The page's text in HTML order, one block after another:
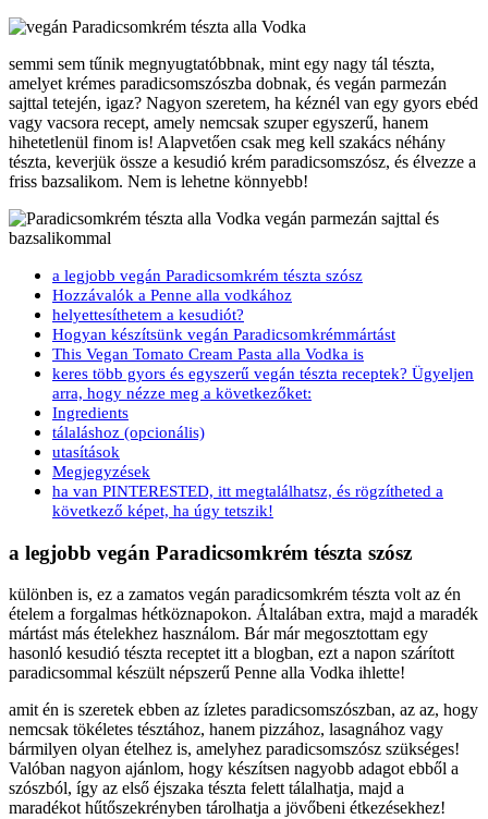
semmi sem tűnik megnyugtatóbbnak, mint egy nagy tál tészta,
amelyet krémes paradicsomszószba dobnak, és vegán parmezán
sajttal tetején, igaz? Nagyon szeretem, ha kéznél van egy gyors ebéd
vagy vacsora recept, amely nemcsak szuper egyszerű, hanem
hihetetlenül finom is! Alapvetően csak meg kell szakács néhány
tészta, keverjük össze a kesudió krém paradicsomszósz, és élvezze a
friss bazsalikom. Nem is lehetne könnyebb!
a legjobb vegán Paradicsomkrém tészta szósz
Hozzávalók a Penne alla vodkához
helyettesíthetem a kesudiót?
Hogyan készítsünk vegán Paradicsomkrémmártást
This Vegan Tomato Cream Pasta alla Vodka is
keres több gyors és egyszerű vegán tészta receptek? Ügyeljen
arra, hogy nézze meg a következőket:
Ingredients
tálaláshoz (opcionális)
utasítások
Megjegyzések
ha van PINTERESTED, itt megtalálhatsz, és rögzítheted a
következő képet, ha úgy tetszik!
a legjobb vegán Paradicsomkrém tészta szósz
különben is, ez a zamatos vegán paradicsomkrém tészta volt az én
ételem a forgalmas hétköznapokon. Általában extra, majd a maradék
mártást más ételekhez használom. Bár már megosztottam egy
hasonló kesudió tészta receptet itt a blogban, ezt a napon szárított
paradicsommal készült népszerű Penne alla Vodka ihlette!
amit én is szeretek ebben az ízletes paradicsomszószban, az az, hogy
nemcsak tökéletes tésztához, hanem pizzához, lasagnához vagy
bármilyen olyan ételhez is, amelyhez paradicsomszósz szükséges!
Valóban nagyon ajánlom, hogy készítsen nagyobb adagot ebből a
szószból, így az első éjszaka tészta felett tálalhatja, majd a
maradékot hűtőszekrényben tárolhatja a jövőbeni étkezésekhez!